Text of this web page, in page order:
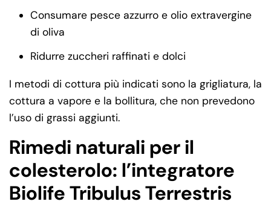
Consumare pesce azzurro e olio extravergine
di oliva
Ridurre zuccheri raffinati e dolci
I metodi di cottura più indicati sono la grigliatura, la
cottura a vapore e la bollitura, che non prevedono
l’uso di grassi aggiunti.
Rimedi naturali per il
colesterolo: l’integratore
Biolife Tribulus Terrestris